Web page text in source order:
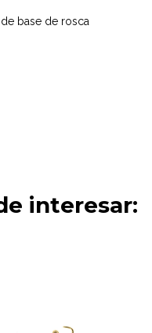
base de rosca
interesar: